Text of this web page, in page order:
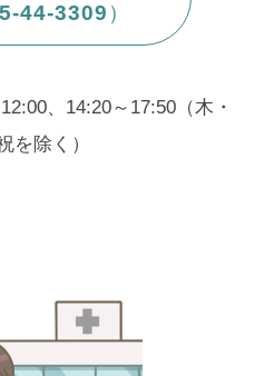
44-3309 ）
、14:20～17:50（木・
を除く）